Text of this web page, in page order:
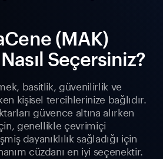
(MAK)
Seçersiniz?
basitlik, güvenilirlik ve
kişisel tercihlerinize bağlıdır.
güvence altına alırken
genellikle çevrimiçi
dayanıklılık sağladığı için
cüzdanı en iyi seçenektir.